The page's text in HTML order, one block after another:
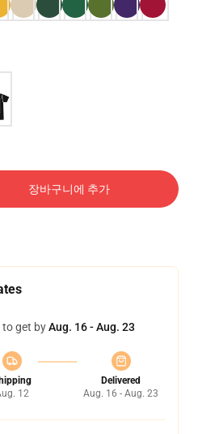
장바구니에 추가
to get byAug. 16 - Aug. 23
12
Delivered
Aug. 16 - Aug. 23